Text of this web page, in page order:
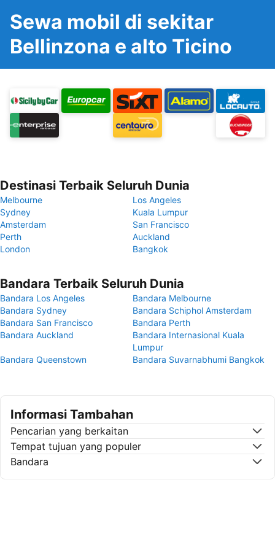
Sewa mobil di sekitar
Bellinzona e alto Ticino
Destinasi Terbaik Seluruh Dunia
Melbourne
Los Angeles
Sydney
Kuala Lumpur
Amsterdam
San Francisco
Perth
Auckland
London
Bangkok
Bandara Terbaik Seluruh Dunia
Bandara Los Angeles
Bandara Melbourne
Bandara Sydney
Bandara Schiphol Amsterdam
Bandara San Francisco
Bandara Perth
Bandara Auckland
Bandara Internasional Kuala
Lumpur
Bandara Queenstown
Bandara Suvarnabhumi Bangkok
Informasi Tambahan
Pencarian yang berkaitan
Tempat tujuan yang populer
Bandara